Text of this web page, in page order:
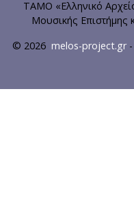
ΤΑΜΟ «Ελληνικό
Μουσικής
© 2026 melos-project.gr-